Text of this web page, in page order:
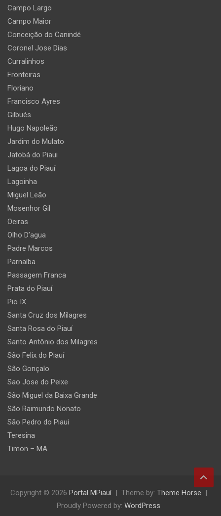
Campo Largo
Campo Maior
Conceição do Canindé
Coronel Jose Dias
Curralinhos
Fronteiras
Floriano
Francisco Ayres
Gilbués
Hugo Napoleão
Jardim do Mulato
Jatobá do Piaui
Lagoa do Piauí
Lagoinha
Miguel Leão
Mosenhor Gil
Oeiras
Olho D’agua
Padre Marcos
Parnaíba
Passagem Franca
Prata do Piauí
Pio IX
Santa Cruz dos Milagres
Santa Rosa do Piauí
Santo Antônio dos Milagres
São Felix do Piauí
São Gonçalo
Sao Jose do Peixe
São Miguel da Baixa Grande
São Raimundo Nonato
São Pedro do Piaui
Teresina
Timon – MA
Copyright © 2026 Portal MPiauí Theme by: Theme Horse
Proudly Powered by: WordPress